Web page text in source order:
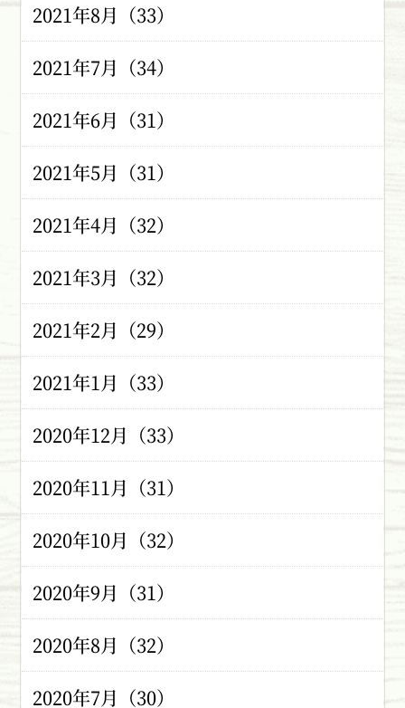
2021年8月（33）
2021年7月（34）
2021年6月（31）
2021年5月（31）
2021年4月（32）
2021年3月（32）
2021年2月（29）
2021年1月（33）
2020年12月（33）
2020年11月（31）
2020年10月（32）
2020年9月（31）
2020年8月（32）
2020年7月（30）